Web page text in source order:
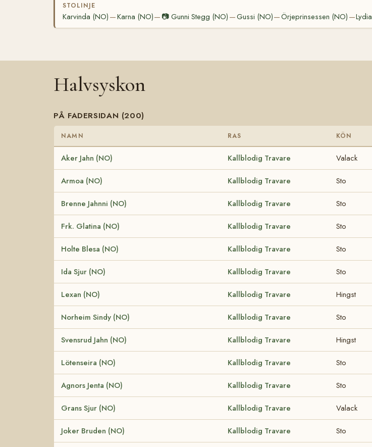
STOLINJE
Karvinda (NO) —Karna (NO)— 📷Gunni Stegg (NO) —Gussi (NO)—Örjeprinsessen (NO) —Lydia
Halvsyskon
PÅ FADERSIDAN (200)
NAMN RAS KÖN
Aker Jahn (NO) Kallblodig Travare Valack
Armoa (NO) Kallblodig Travare Sto
Brenne Jahnni (NO) Kallblodig Travare Sto
Frk. Glatina (NO) Kallblodig Travare Sto
Holte Blesa (NO) Kallblodig Travare Sto
Ida Sjur (NO) Kallblodig Travare Sto
Lexan (NO) Kallblodig Travare Hingst
Norheim Sindy (NO) Kallblodig Travare Sto
Svensrud Jahn (NO) Kallblodig Travare Hingst
Lötenseira (NO) Kallblodig Travare Sto
Agnors Jenta (NO) Kallblodig Travare Sto
Grans Sjur (NO) Kallblodig Travare Valack
Joker Bruden (NO) Kallblodig Travare Sto